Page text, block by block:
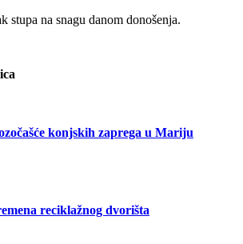
na snagu danom donošenja.
reciklažnog dvorišta